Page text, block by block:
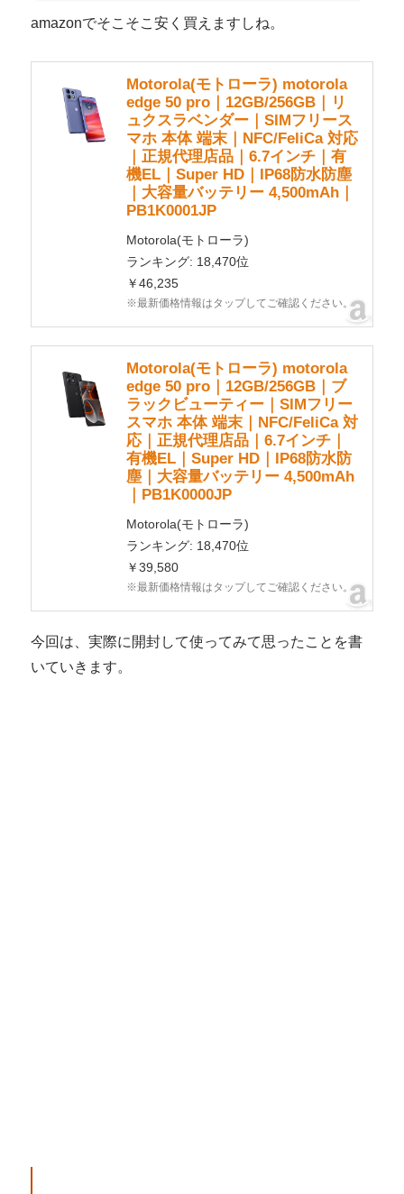
amazonでそこそこ安く買えますしね。
Motorola(モトローラ) motorola
edge 50 pro｜12GB/256GB｜リ
ュクスラベンダー｜SIMフリース
マホ 本体 端末｜NFC/FeliCa 対応
｜正規代理店品｜6.7インチ｜有
機EL｜Super HD｜IP68防水防塵
｜大容量バッテリー 4,500mAh｜
PB1K0001JP
Motorola(モトローラ)
ランキング: 18,470位
￥46,235
※最新価格情報はタップしてご確認ください。
Motorola(モトローラ) motorola
edge 50 pro｜12GB/256GB｜ブ
ラックビューティー｜SIMフリー
スマホ 本体 端末｜NFC/FeliCa 対
応｜正規代理店品｜6.7インチ｜
有機EL｜Super HD｜IP68防水防
塵｜大容量バッテリー 4,500mAh
｜PB1K0000JP
Motorola(モトローラ)
ランキング: 18,470位
￥39,580
※最新価格情報はタップしてご確認ください。
今回は、実際に開封して使ってみて思ったことを書
いていきます。